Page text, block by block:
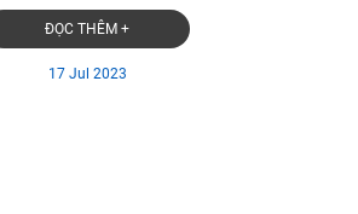
ĐỌC THÊM +
17 Jul 2023